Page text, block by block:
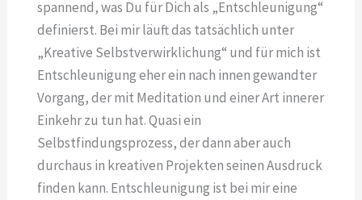
spannend, was Du für Dich als „Entschleunigung“
definierst. Bei mir läuft das tatsächlich unter
„Kreative Selbstverwirklichung“ und für mich ist
Entschleunigung eher ein nach innen gewandter
Vorgang, der mit Meditation und einer Art innerer
Einkehr zu tun hat. Quasi ein
Selbstfindungsprozess, der dann aber auch
durchaus in kreativen Projekten seinen Ausdruck
finden kann. Entschleunigung ist bei mir eine